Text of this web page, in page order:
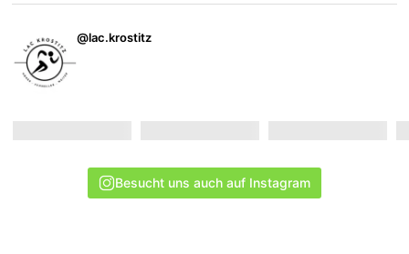
@lac.krostitz
Besucht uns auch auf Instagram